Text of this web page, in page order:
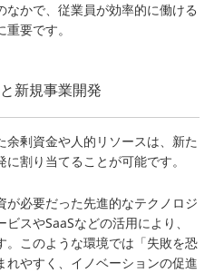
なかで、従業員が効率的に働ける
要です。
新規事業開発
余剰資金や人的リソースは、新た
割り当てることが可能です。
が必要だった先進的なテクノロジ
スやSaaSなどの活用により、
。このような環境では「失敗を恐
れやすく、イノベーションの促進